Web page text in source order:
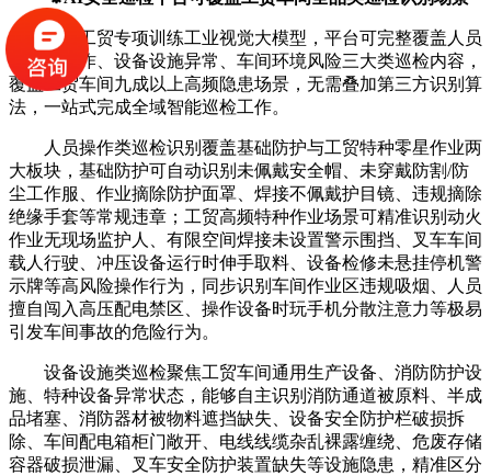
依托工贸专项训练工业视觉大模型，平台可完整覆盖人员
不安全操作、设备设施异常、车间环境风险三大类巡检内容，
覆盖工贸车间九成以上高频隐患场景，无需叠加第三方识别算
法，一站式完成全域智能巡检工作。
人员操作类巡检识别覆盖基础防护与工贸特种零星作业两
大板块，基础防护可自动识别未佩戴安全帽、未穿戴防割/防
尘工作服、作业摘除防护面罩、焊接不佩戴护目镜、违规摘除
绝缘手套等常规违章；工贸高频特种作业场景可精准识别动火
作业无现场监护人、有限空间焊接未设置警示围挡、叉车车间
载人行驶、冲压设备运行时伸手取料、设备检修未悬挂停机警
示牌等高风险操作行为，同步识别车间作业区违规吸烟、人员
擅自闯入高压配电禁区、操作设备时玩手机分散注意力等极易
引发车间事故的危险行为。
设备设施类巡检聚焦工贸车间通用生产设备、消防防护设
施、特种设备异常状态，能够自主识别消防通道被原料、半成
品堵塞、消防器材被物料遮挡缺失、设备安全防护栏破损拆
除、车间配电箱柜门敞开、电线线缆杂乱裸露缠绕、危废存储
容器破损泄漏、叉车安全防护装置缺失等设施隐患，精准区分